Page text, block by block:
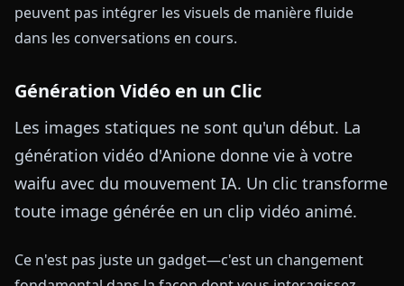
peuvent pas intégrer les visuels de manière fluide
dans les conversations en cours.
Génération Vidéo en un Clic
Les images statiques ne sont qu'un début. La
génération vidéo d'Anione donne vie à votre
waifu avec du mouvement IA. Un clic transforme
toute image générée en un clip vidéo animé.
Ce n'est pas juste un gadget—c'est un changement